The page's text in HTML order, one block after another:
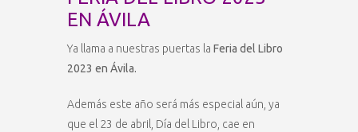
EN ÁVILA
Ya llama a nuestras puertas la Feria del Libro
2023 en Ávila.
Además este año será más especial aún, ya
que el 23 de abril, Día del Libro, cae en